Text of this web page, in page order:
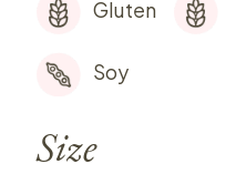
Gluten
Soy
Size